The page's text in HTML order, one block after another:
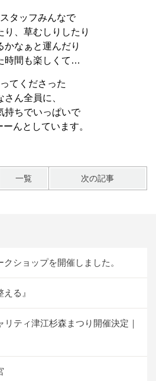
タッフみんなで
り、草むしりしたり
かなぁと運んだり
時間も楽しくて…
てくださった
さん全員に、
持ちでいっぱいで
ーんとしています。
一覧 次の記事
クショップを開催しました。
える』
リティ津江杉森まつり開催決定｜